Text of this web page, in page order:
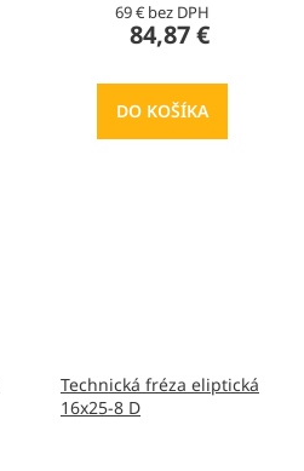
69 € bez DPH
84,87 €
DO KOŠÍKA
Technická fréza eliptická
16x25-8 D